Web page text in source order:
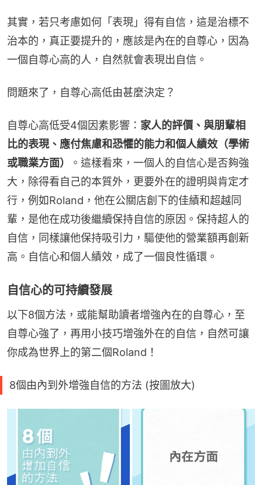
其實，若只考慮如何「表現」得有自信，這是治標不
治本的，真正要提升的，應該是內在的自尊心，因為
一個自尊心高的人，自然就會表現出自信。
問題來了，自尊心高低由甚麼決定？
自尊心高低受4個因素影響： 家人的評價、與朋輩相
比的表現、應付焦慮和恐懼的能力和個人績效（學術
或職業方面）
。這樣看來，一個人的自信心是否夠強
大，除得看自己的本質外，更要外在的證明與肯定才
行，例如Roland，他在公關店創下的佳績和超越同
輩，是他在成功後繼續保持自信的原因。保持超人的
自信，同樣讓他保持吸引力，驅使他的營業額再創新
高。自信心和個人績效，成了一個良性循環。
自信心的可持續發展
以下8個方法，或能幫助讀者增強內在的自尊心，至
自尊心強了，再用小技巧增強外在的自信，自然可讓
你成為世界上的第二個Roland！
8個由內到外增強自信的方法 (按圖放大)